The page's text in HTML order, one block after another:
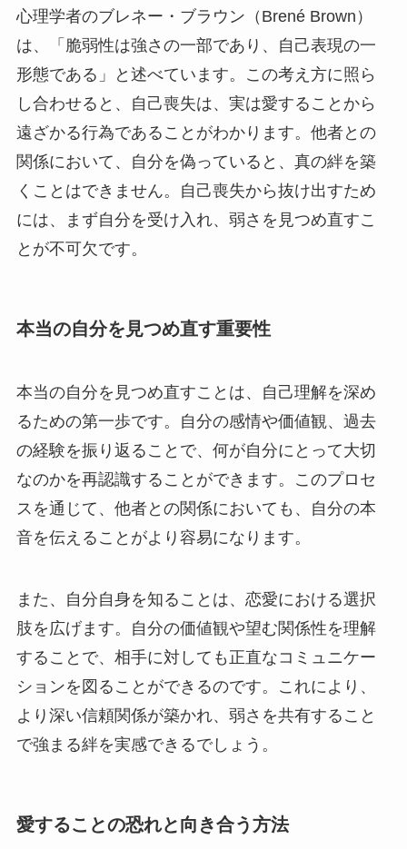
心理学者のブレネー・ブラウン（Brené Brown）
は、「脆弱性は強さの一部であり、自己表現の一
形態である」と述べています。この考え方に照ら
し合わせると、自己喪失は、実は愛することから
遠ざかる行為であることがわかります。他者との
関係において、自分を偽っていると、真の絆を築
くことはできません。自己喪失から抜け出すため
には、まず自分を受け入れ、弱さを見つめ直すこ
とが不可欠です。
本当の自分を見つめ直す重要性
本当の自分を見つめ直すことは、自己理解を深め
るための第一歩です。自分の感情や価値観、過去
の経験を振り返ることで、何が自分にとって大切
なのかを再認識することができます。このプロセ
スを通じて、他者との関係においても、自分の本
音を伝えることがより容易になります。
また、自分自身を知ることは、恋愛における選択
肢を広げます。自分の価値観や望む関係性を理解
することで、相手に対しても正直なコミュニケー
ションを図ることができるのです。これにより、
より深い信頼関係が築かれ、弱さを共有すること
で強まる絆を実感できるでしょう。
愛することの恐れと向き合う方法